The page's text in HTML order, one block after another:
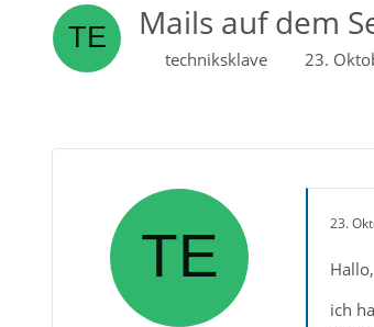
Mails auf dem
techniksklave 23.
23.
Hallo,
ich